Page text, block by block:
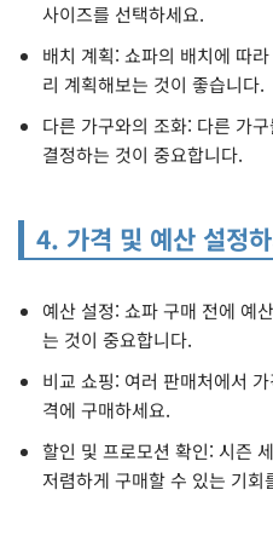
사이즈를 선택하세요.
배치 계획: 쇼파의 배치에 따
리 계획해보는 것이 좋습니다.
다른 가구와의 조화: 다른 가
결정하는 것이 중요합니다.
4. 가격 및 예산 설정
예산 설정: 쇼파 구매 전에 예
는 것이 중요합니다.
비교 쇼핑: 여러 판매처에서
격에 구매하세요.
할인 및 프로모션 확인: 시즌
저렴하게 구매할 수 있는 기회